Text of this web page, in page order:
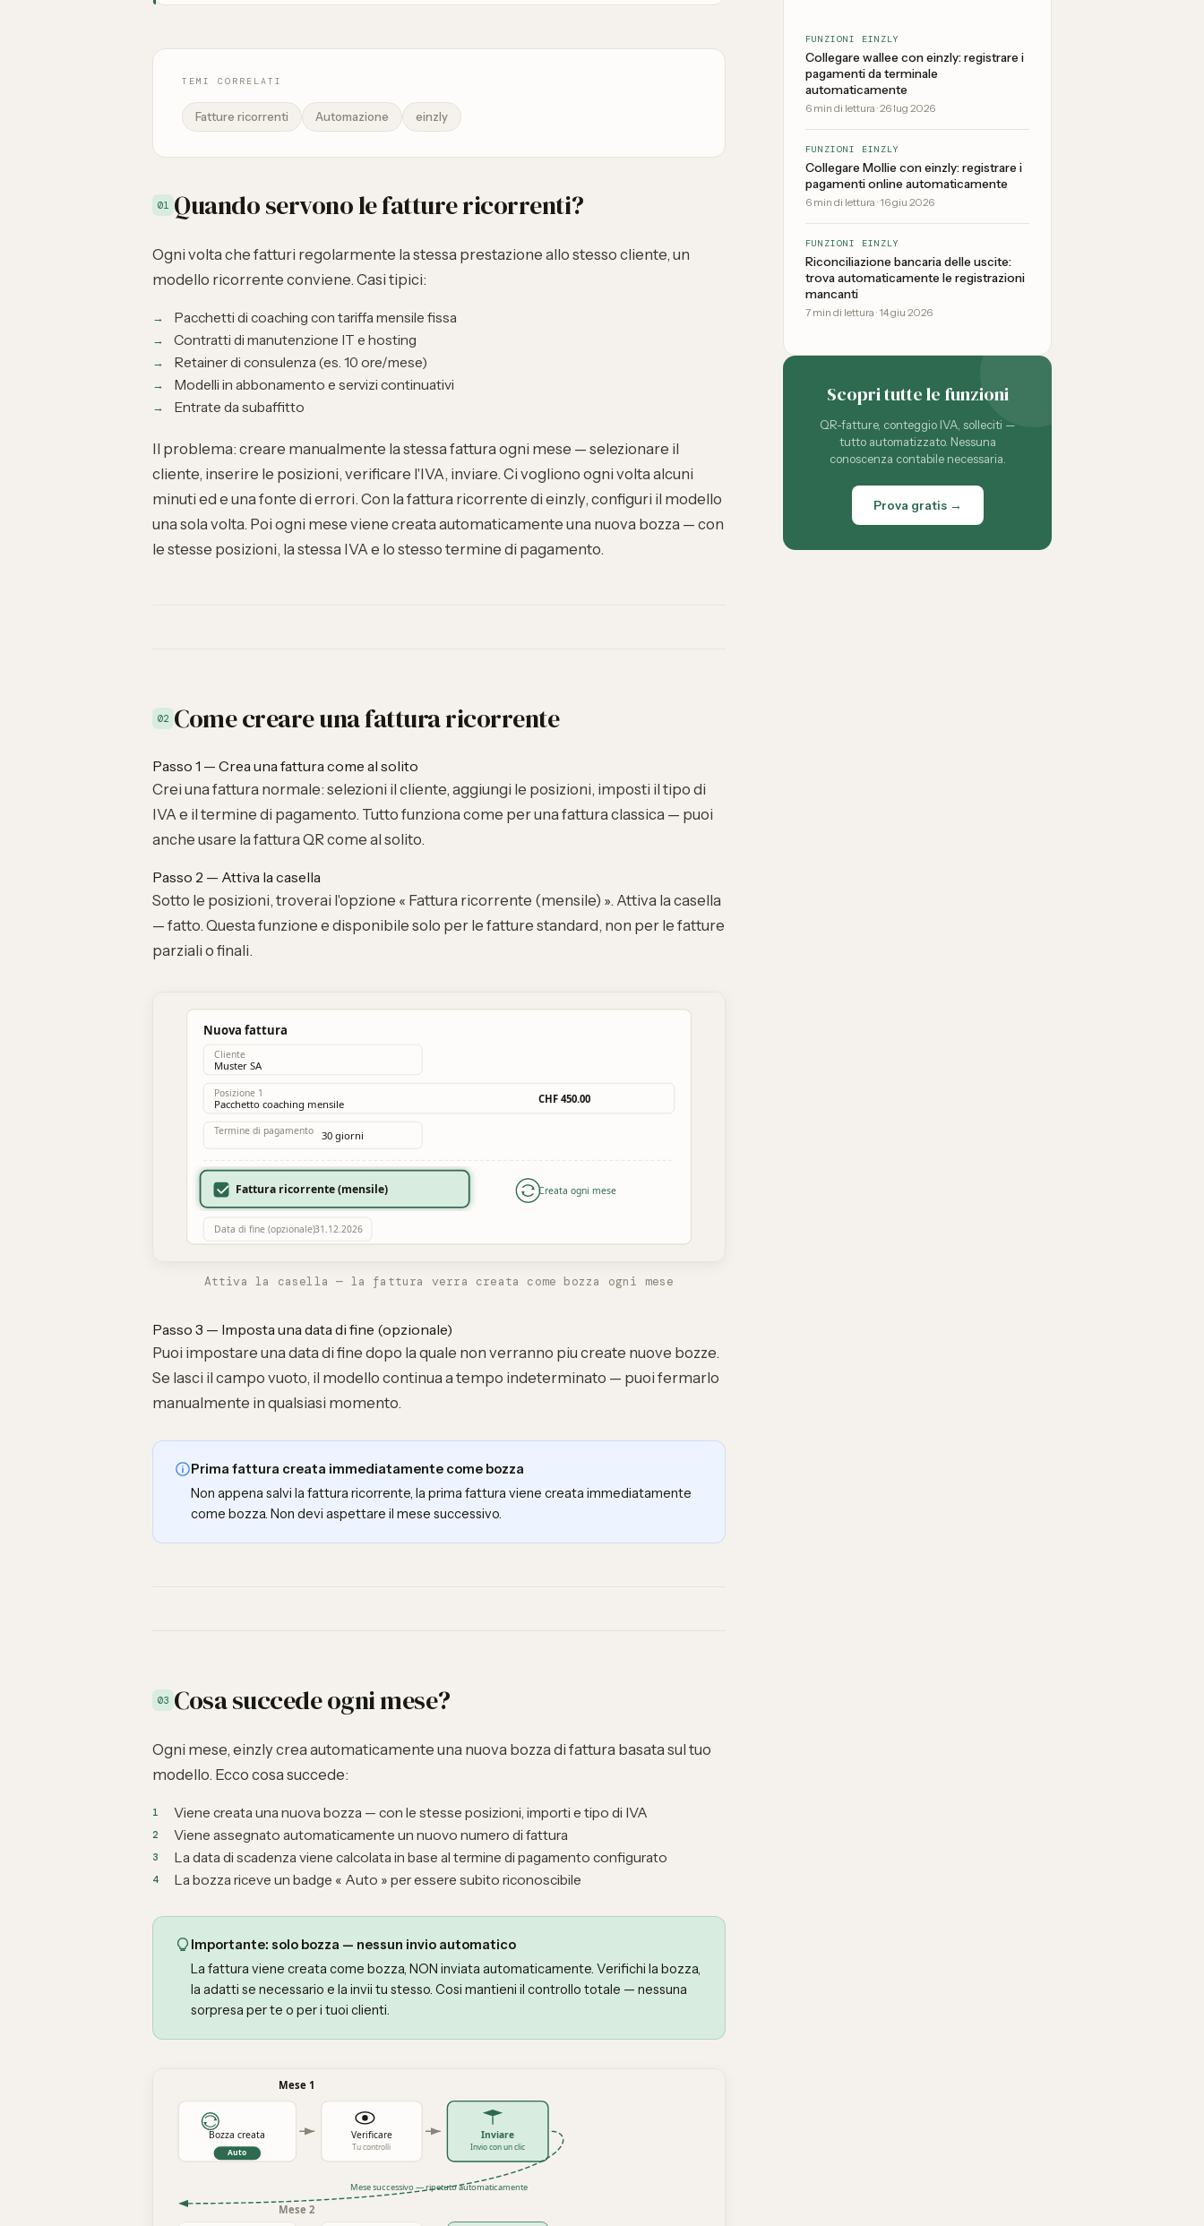
TEMI CORRELATI
Fatture ricorrenti Automazione einzly
01 Quando servono le fatture ricorrenti?
Ogni volta che fatturi regolarmente la stessa prestazione allo stesso cliente, un
modello ricorrente conviene. Casi tipici:
Pacchetti di coaching con tariffa mensile fissa
Contratti di manutenzione IT e hosting
Retainer di consulenza (es. 10 ore/mese)
Modelli in abbonamento e servizi continuativi
Entrate da subaffitto
Il problema: creare manualmente la stessa fattura ogni mese — selezionare il
cliente, inserire le posizioni, verificare l'IVA, inviare. Ci vogliono ogni volta alcuni
minuti ed e una fonte di errori. Con la fattura ricorrente di einzly, configuri il modello
una sola volta. Poi ogni mese viene creata automaticamente una nuova bozza — con
le stesse posizioni, la stessa IVA e lo stesso termine di pagamento.
02 Come creare una fattura ricorrente
Passo 1 — Crea una fattura come al solito
Crei una fattura normale: selezioni il cliente, aggiungi le posizioni, imposti il tipo di
IVA e il termine di pagamento. Tutto funziona come per una fattura classica — puoi
anche usare lafattura QRcome al solito.
Passo 2 — Attiva la casella
Sotto le posizioni, troverai l'opzione « Fattura ricorrente (mensile) ». Attiva la casella
— fatto. Questa funzione e disponibile solo per le fatture standard, non per le fatture
parziali o finali.
Attiva la casella — la fattura verra creata come bozza ogni mese
Passo 3 — Imposta una data di fine (opzionale)
Puoi impostare una data di fine dopo la quale non verranno piu create nuove bozze.
Se lasci il campo vuoto, il modello continua a tempo indeterminato — puoi fermarlo
manualmente in qualsiasi momento.
Prima fattura creata immediatamente come bozza
Non appena salvi la fattura ricorrente, la prima fattura viene creata immediatamente
come bozza. Non devi aspettare il mese successivo.
03 Cosa succede ogni mese?
Ogni mese, einzly crea automaticamente una nuova bozza di fattura basata sul tuo
modello. Ecco cosa succede:
Viene creata una nuova bozza — con le stesse posizioni, importi e tipo di IVA
Viene assegnato automaticamente un nuovo numero di fattura
La data di scadenza viene calcolata in base al termine di pagamento configurato
La bozza riceve un badge « Auto » per essere subito riconoscibile
Importante: solo bozza — nessun invio automatico
La fattura viene creata come bozza, NON inviata automaticamente. Verifichi la bozza,
la adatti se necessario e la invii tu stesso. Cosi mantieni il controllo totale — nessuna
sorpresa per te o per i tuoi clienti.
FUNZIONI EINZLY
Collegare wallee con einzly: registrare i
pagamenti da terminale
automaticamente
6 min di lettura ·26 lug 2026
FUNZIONI EINZLY
Collegare Mollie con einzly: registrare i
pagamenti online automaticamente
6 min di lettura · 16 giu 2026
FUNZIONI EINZLY
Riconciliazione bancaria delle uscite:
trova automaticamente le registrazioni
mancanti
7 min di lettura · 14 giu 2026
Scopri tutte le funzioni
QR-fatture, conteggio IVA, solleciti —
tutto automatizzato. Nessuna
conoscenza contabile necessaria.
Prova gratis →